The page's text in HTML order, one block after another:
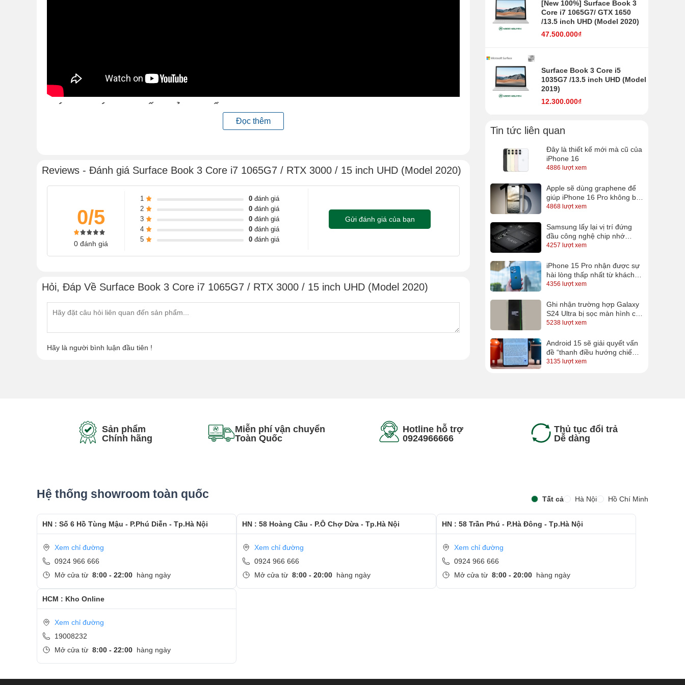
ĐÁNH GIÁ CHI TIẾT SẢN PHẨM
làm bằng sứ bọc thép tạo cảm giác chắc chắn, mạnh mẽ. Surface Book 3 15 inch có phần vỏ được làm từ hợp kim magie
thể tự do di chuyển trong phòng một cách dễ dàng, có thể cầm đọc sách hay thậm chí chơi Game như một chiếc điện thoại
“siêu to khổng lồ”.
Chính những điều này đã khiến Surface Book 3 trở thành thiết kế khác biệt hoàn toàn so với những phần còn lại trong giới
Laptop.
2. Màn hình
Microsoft đang sử dụng cùng màn hình gần 4K (3240 x 2160) từ
sử dụng trên các thiết bịSurface
gần đây. Nó có một màn hình với tỷ lệ tuyệt vời để làm việc trên các tài liệu, video và ảnh, mặc
dù tính năng tự động phát sáng không phải lúc nào cũng chuyển sang mức mong đợi chính xác.
Đọc thêm
Reviews - Đánh giá Surface Book 3 Core i7 1065G7 / RTX 3000 / 15 inch UHD (Model 2020)
0/5
0 đánh giá
1 0 đánh giá
2
0 đánh giá
3
0 đánh giá
4
0 đánh giá
5
0 đánh giá
Gửi đánh giá của bạn
Hỏi, Đáp Về Surface Book 3 Core i7 1065G7 / RTX 3000 / 15 inch UHD (Model 2020)
Hãy là người bình luận đầu tiên !
[New 100%] Surface Book 3
Core i7 1065G7/ GTX 1650
/13.5 inch UHD (Model 2020)
47.500.000₫
Surface Book 3 Core i5
1035G7 /13.5 inch UHD (Model
2019)
12.300.000₫
Tin tức liên quan
Đây là thiết kế mới mà cũ của
iPhone 16
4886 lượt xem
Apple sẽ dùng graphene để
giúp iPhone 16 Pro không bị
nóng?
4868 lượt xem
Samsung lấy lại vị trí đứng
đầu công nghệ chip nhớ
QLC, sắp có SSD 16TB cho
4257 lượt xem
iPhone 15 Pro nhận được sự
hài lòng thấp nhất từ khách
hàng
4356 lượt xem
Ghi nhận trường hợp Galaxy
S24 Ultra bị sọc màn hình chỉ
sau vài ngày sử dụng
5238 lượt xem
Android 15 sẽ giải quyết vấn
đề “thanh điều hướng chiếm
diện tích” trên Android?
3135 lượt xem
Sản phẩm
Chính hãng
Miễn phí vận chuyển
Toàn Quốc
Hotline hỗ trợ
0924966666
Thủ tục đổi trả
Dễ dàng
Hệ thống showroom toàn quốc Tất cả Hà Nội Hồ Chí Minh
HN : Số 6 Hồ Tùng Mậu - P.Phú Diễn - Tp.Hà Nội
Xem chỉ đường
0924 966 666
Mở cửa từ 8:00 - 22:00 hàng ngày
HN : 58 Hoàng Cầu - P.Ô Chợ Dừa - Tp.Hà Nội
Xem chỉ đường
0924 966 666
Mở cửa từ 8:00 - 20:00 hàng ngày
HN : 58 Trần Phú - P.Hà Đông - Tp.Hà Nội
Xem chỉ đường
0924 966 666
Mở cửa từ 8:00 - 20:00 hàng ngày
HCM : Kho Online
Xem chỉ đường
19008232
Mở cửa từ 8:00 - 22:00 hàng ngày